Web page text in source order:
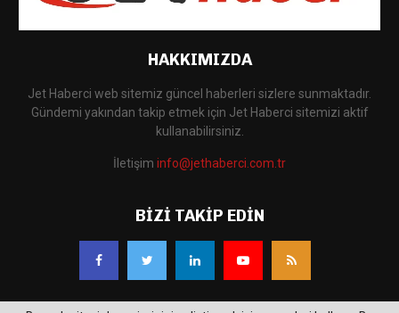
HAKKIMIZDA
Jet Haberci web sitemiz güncel haberleri sizlere sunmaktadır.
Gündemi yakından takip etmek için Jet Haberci sitemizi aktif
kullanabilirsiniz.
İletişim info@jethaberci.com.tr
BIZI TAKIP EDIN